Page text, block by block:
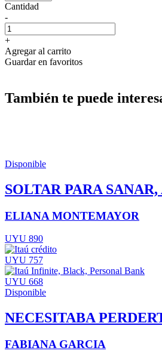
Cantidad
-
+
Agregar al carrito
Guardar en favoritos
También te puede
Disponible
SOLTAR PARA
ELIANA MONTEMAYOR
UYU 890
UYU 757
UYU 668
Disponible
NECESITABA
FABIANA GARCIA